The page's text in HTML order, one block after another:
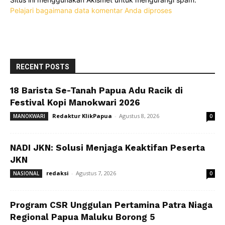
Pelajari bagaimana data komentar Anda diproses
RECENT POSTS
18 Barista Se-Tanah Papua Adu Racik di
Festival Kopi Manokwari 2026
MANOKWARI Redaktur KlikPapua - Agustus 8, 2026 0
NADI JKN: Solusi Menjaga Keaktifan Peserta
JKN
NASIONAL redaksi - Agustus 7, 2026 0
Program CSR Unggulan Pertamina Patra Niaga
Regional Papua Maluku Borong 5